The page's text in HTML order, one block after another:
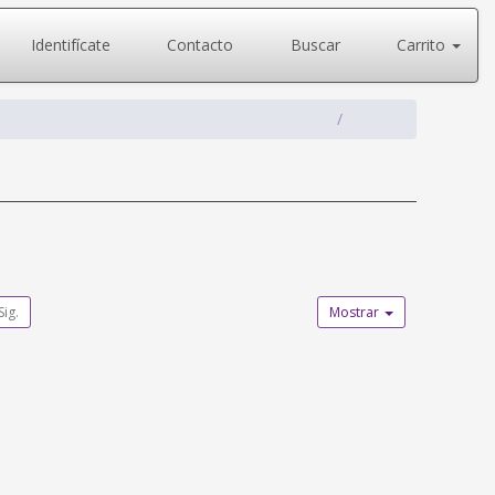
Identifícate Contacto Buscar Carrito
Sig. Mostrar